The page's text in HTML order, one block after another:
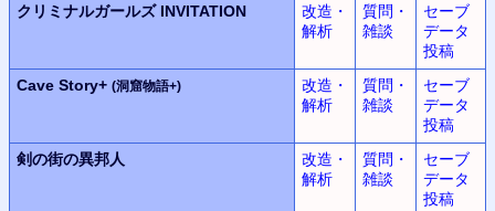
クリミナルガールズ INVITATION
改造・
解析
質問・
雑談
セーブ
データ
投稿
Cave Story+ (洞窟物語+)
改造・
解析
質問・
雑談
セーブ
データ
投稿
剣の街の異邦人
改造・
解析
質問・
雑談
セーブ
データ
投稿